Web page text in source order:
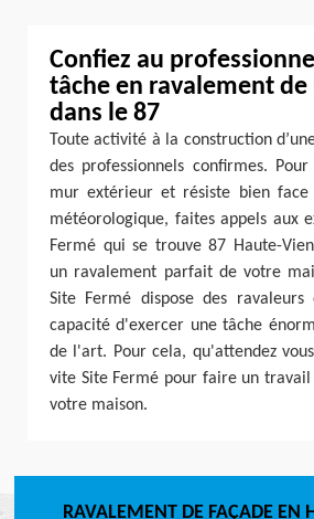
Confiez au
tâche en ravalement de
dans le 87
Toute activité à la construction
des professionnels confirmes.
mur extérieur et résiste bien
météorologique, faites appels aux
Fermé qui se trouve 87 Haute-
un ravalement parfait de votre
Site Fermé dispose des
capacité d'exercer une tâche
de l'art. Pour cela, qu'attendez
vite Site Fermé pour faire un
votre maison.
RAVALEMENT DE FAÇADE EN